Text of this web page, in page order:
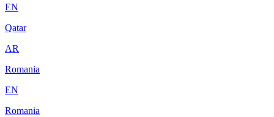
EN
Qatar
AR
Romania
EN
Romania